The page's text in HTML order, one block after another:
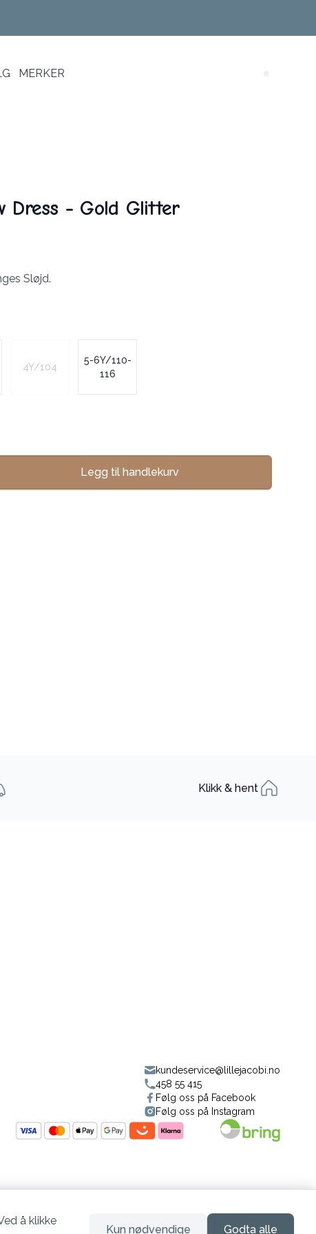
MERKER
Dress - Gold Glitter
Sløjd.
4Y/104
5-6Y/110-
116
Legg til handlekurv
Klikk & hent
kundeservice@lillejacobi.no
458 55 415
Følg oss på Facebook
Følg oss på Instagram
å klikke
Kun nødvendige Godta alle